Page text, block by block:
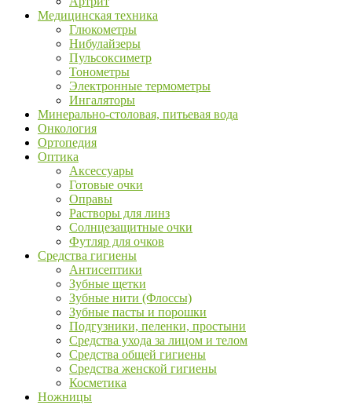
Медицинская техника
Глюкометры
Нибулайзеры
Пульсоксиметр
Тонометры
Электронные термометры
Ингаляторы
Минерально-столовая, питьевая вода
Онкология
Ортопедия
Оптика
Аксессуары
Готовые очки
Оправы
Растворы для линз
Солнцезащитные очки
Футляр для очков
Средства гигиены
Антисептики
Зубные щетки
Зубные нити (Флоссы)
Зубные пасты и порошки
Подгузники, пеленки, простыни
Средства ухода за лицом и телом
Средства общей гигиены
Средства женской гигиены
Косметика
Ножницы